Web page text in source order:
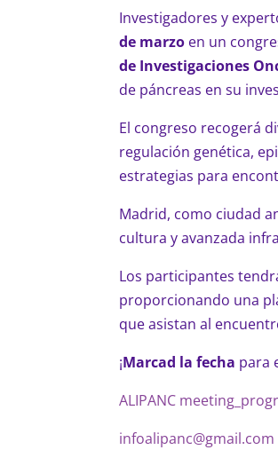
Investigadores y
de marzo en un
de Investigaciones
de páncreas en su
El congreso recogerá
regulación genética,
estrategias para
Madrid, como ciudad
cultura y avanzada
Los participantes
proporcionando una
que asistan al
¡Marcad la fecha para
ALIPANC
infoalipanc@gmail.com